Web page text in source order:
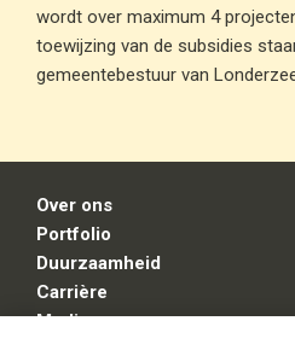
wordt over maximum 4
toewijzing van de subsidies
gemeentebestuur van
Over ons
Portfolio
Duurzaamheid
Carrière
Media